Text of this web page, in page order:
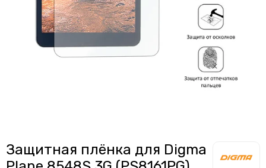
Защитная плёнка для Digma